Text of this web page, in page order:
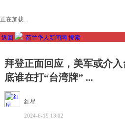
正在加载...
返回 荷兰华人新闻网 搜索
拜登正面回应，美军或介
底谁在打“台湾牌” ...
红星
2024-6-19 13:02